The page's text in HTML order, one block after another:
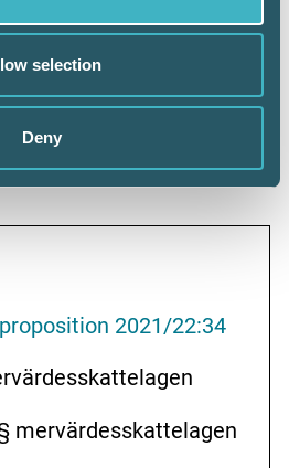
selection
Deny
och folkhälsa. En
att cykelförmån vad gäller
moms behandlas lika som
personalvårdskaraktär.
snar domstolsprövning
att följa
fråga.
2021/22:34
mervärdesskattelagen